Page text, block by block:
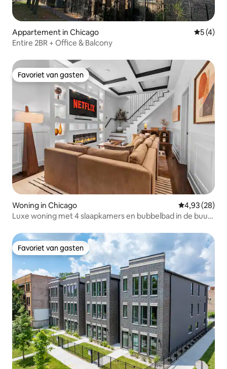
Appartement in Chicago
5 (4)
Entire 2BR + Office & Balcony
Favoriet van gasten
Favoriet van gasten
Woning in Chicago Gemiddelde
4,93 (28)
Luxe woning met 4 slaapkamers en bubbelbad in de buurt
Favoriet van gasten
Favoriet van gasten